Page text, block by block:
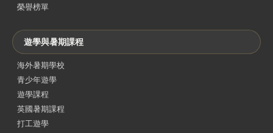
榮譽榜單
遊學與暑期課程
海外暑期學校
青少年遊學
遊學課程
英國暑期課程
打工遊學